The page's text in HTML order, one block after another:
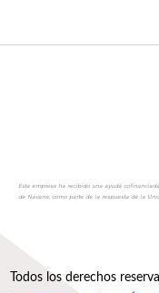
Esta empresa ha recibido una ayuda cofinanciada
de Navarra, como parte de la respuesta de la
Todos los derechos